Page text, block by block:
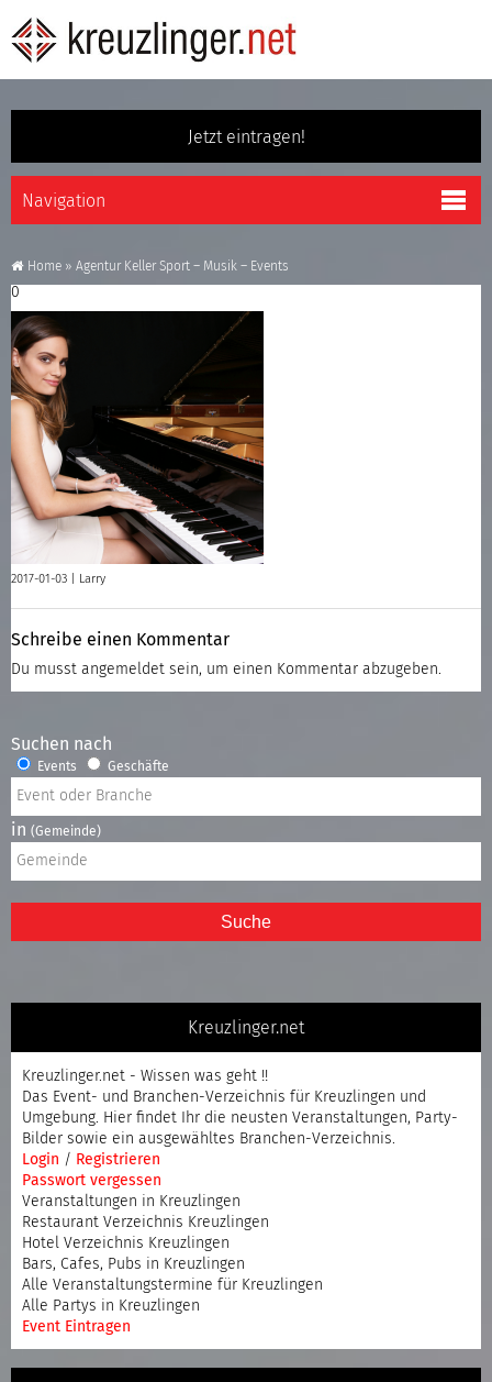
Jetzt eintragen!
Home » Agentur Keller Sport – Musik – Events
0
2017-01-03 | Larry
Schreibe einen Kommentar
Du musst angemeldet sein, um einen Kommentar abzugeben.
Suchen nach
Events Geschäfte
in (Gemeinde)
Suche
Kreuzlinger.net
Kreuzlinger.net - Wissen was geht !!
Das Event- und Branchen-Verzeichnis für Kreuzlingen und
Umgebung. Hier findet Ihr die neusten Veranstaltungen, Party-
Bilder sowie ein ausgewähltes Branchen-Verzeichnis.
Login / Registrieren
Passwort vergessen
Veranstaltungen in Kreuzlingen
Restaurant Verzeichnis Kreuzlingen
Hotel Verzeichnis Kreuzlingen
Bars, Cafes, Pubs in Kreuzlingen
Alle Veranstaltungstermine für Kreuzlingen
Alle Partys in Kreuzlingen
Event Eintragen